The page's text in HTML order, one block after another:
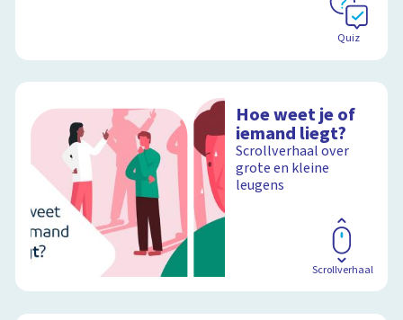
Quiz
Hoe weet je of
iemand liegt?
Scrollverhaal over
grote en kleine
leugens
Scrollverhaal